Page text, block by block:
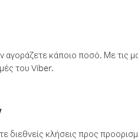
κάποιο ποσό. Με τις
του Viber.
διεθνείς κλήσεις προς